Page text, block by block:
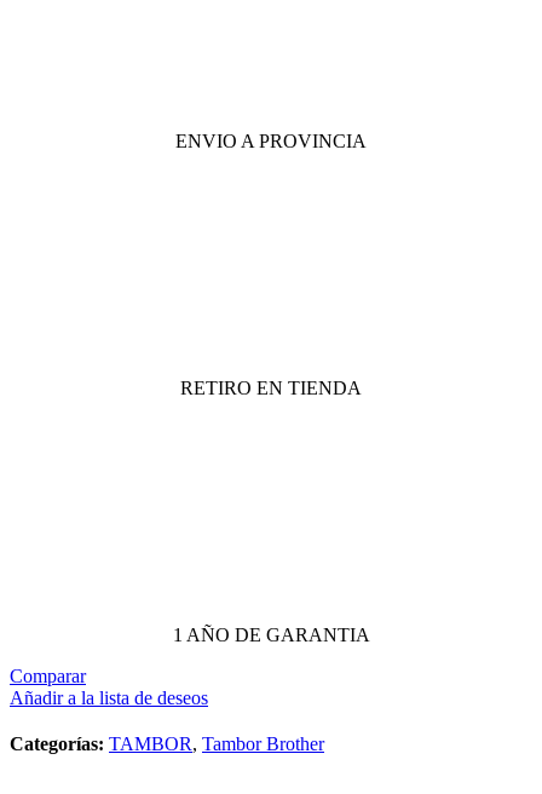
ENVIO A PROVINCIA
RETIRO EN TIENDA
1 AÑO DE GARANTIA
Comparar
Añadir a la lista de deseos
Categorías: TAMBOR, Tambor Brother